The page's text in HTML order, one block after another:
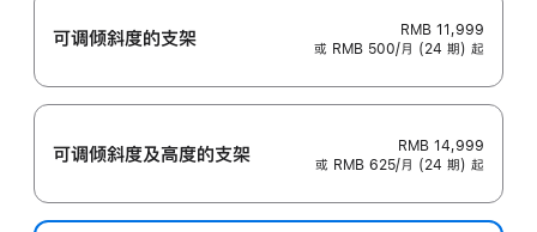
可调倾斜度的支架
RMB 11,999
或 RMB 500/月 (24 期) 起
可调倾斜度及高‍度的支‍架
RMB 14,999
或 RMB 625/月 (24 期) 起